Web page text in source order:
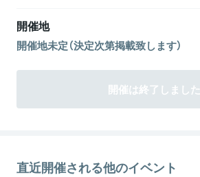
開催地
開催地未定（決定次第掲載致します）
開催は終了しました
直近開催される他のイベント